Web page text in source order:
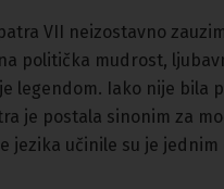
VII neizostavno
politička mudrost,
legendom. Iako nije bila
je postala sinonim za
jezika učinile su je